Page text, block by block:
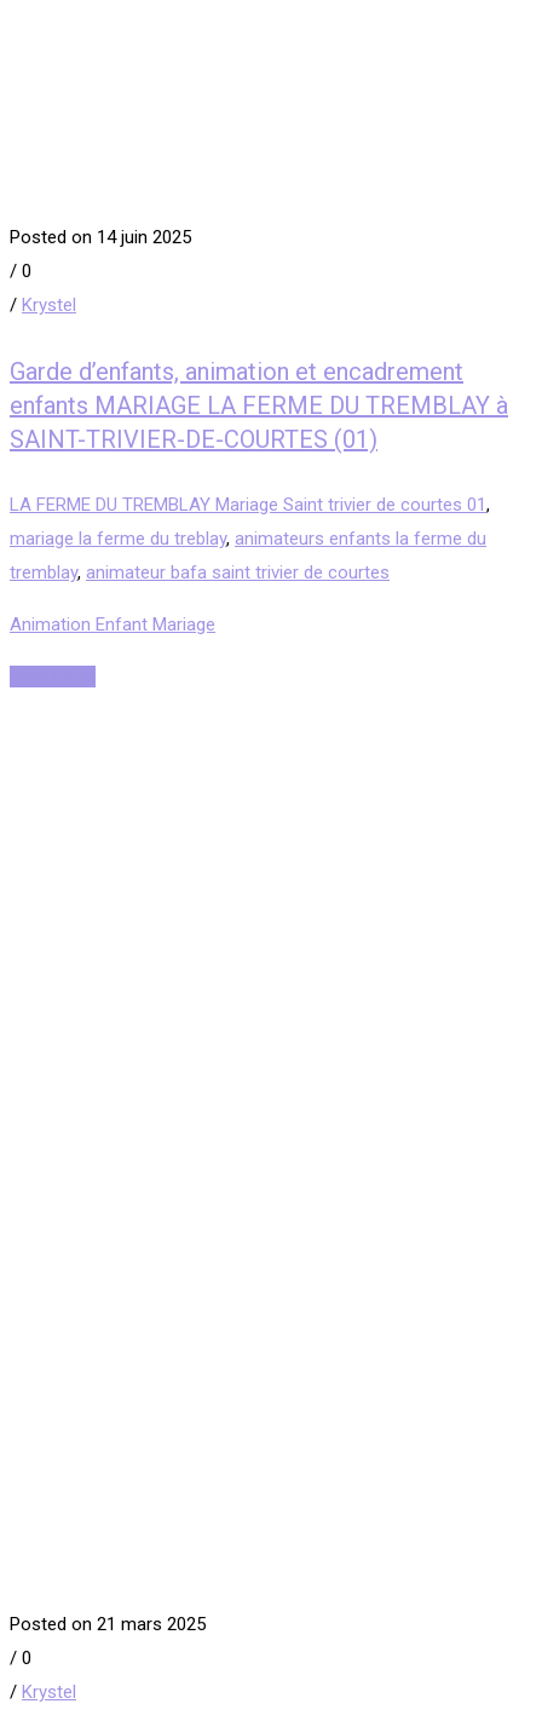
Posted on 14 juin 2025
/ 0
/ Krystel
Garde d’enfants, animation et encadrement
enfants MARIAGE LA FERME DU TREMBLAY à
SAINT-TRIVIER-DE-COURTES (01)
LA FERME DU TREMBLAY Mariage Saint trivier de courtes 01,
mariage la ferme du treblay, animateurs enfants la ferme du
tremblay, animateur bafa saint trivier de courtes
Animation Enfant Mariage
Posted on 21 mars 2025
/ 0
/ Krystel